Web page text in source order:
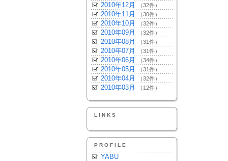
2010年12月 （32件）
2010年11月 （30件）
2010年10月 （32件）
2010年09月 （32件）
2010年08月 （31件）
2010年07月 （31件）
2010年06月 （34件）
2010年05月 （31件）
2010年04月 （32件）
2010年03月 （12件）
LINKS
PROFILE
YABU